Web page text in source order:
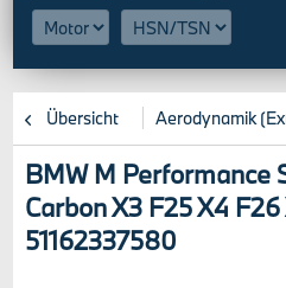
Übersicht Aerodynamik
BMW M Performance
Carbon X3 F25 X4 F26
51162337580